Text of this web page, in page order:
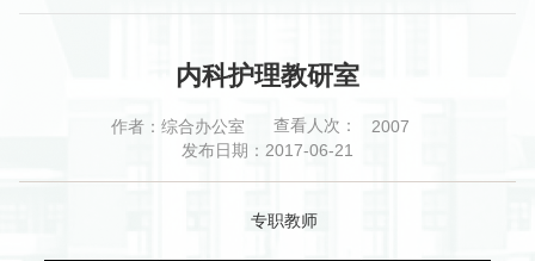
内科护理教研室
作者：综合办公室 查看人次：
2007
发布日期：2017-06-21
专职教师